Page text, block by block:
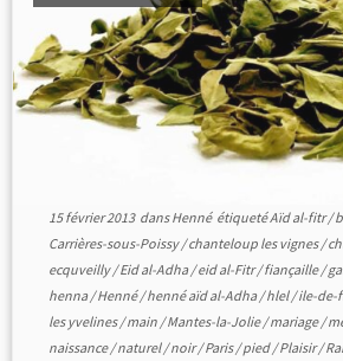
15 février 2013dansHenné étiquetéAïd al-fitr/
Carrières-sous-Poissy/chanteloup les vignes/
ecquveilly/Eid al-Adha/eid al-Fitr/fiançaille/
henna/Henné/henné aïd al-Adha/hlel/ile-de-
les yvelines/main /Mantes-la-Jolie/mariage/
naissance/naturel/noir/Paris/pied/Plaisir/